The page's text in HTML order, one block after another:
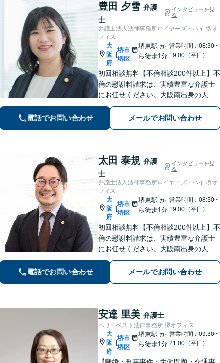
豊田 夕雪 弁護
士
インタビューを見
る
弁護士法人法律事務所ロイヤーズ・ハイ 堺オ
フィス
大
阪
府
|
堺市
堺区
堺東駅か
ら徒歩1分
営業時間：08:30~
19:00（平日）
初回相談無料【不倫相談200件以上】不
倫の慰謝料請求は、実績豊富な弁護士
にお任せください。大阪南出身の人情
派弁護士が対応【交通事故も強い】交
通事故に遭われてお困りの方はお気軽
にお電話ください【当日／夜間／休日
電話でお問い合わせ メールでお問い合わせ
太田 泰規 弁護
士
インタビューを見
る
弁護士法人法律事務所ロイヤーズ・ハイ 堺オ
フィス
大
阪
府
|
堺市
堺区
堺東駅か
ら徒歩1分
営業時間：08:30~
19:00（平日）
初回相談無料【不倫相談200件以上】不
倫の慰謝料請求は、実績豊富な弁護士
にお任せください。大阪南出身の人情
派弁護士が対応【交通事故も強い】交
通事故に遭われてお困りの方はお気軽
にお電話ください【当日／夜間／休日
電話でお問い合わせ メールでお問い合わせ
安達 里美 弁護士
ベリーベスト法律事務所 堺オフィス
大
阪
府
|
堺市
堺区
堺東駅か
ら徒歩1分
営業時間：09:30~
21:00（平日）
【離婚・刑事事件・労働問題・交通事